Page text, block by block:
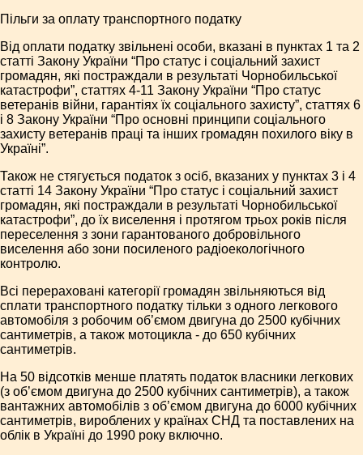
Пільги за оплату транспортного податку
Від оплати податку звільнені особи, вказані в пунктах 1 та 2
статті Закону України “Про статус і соціальний захист
громадян, які постраждали в результаті Чорнобильської
катастрофи”, статтях 4-11 Закону України “Про статус
ветеранів війни, гарантіях їх соціального захисту”, статтях 6
і 8 Закону України “Про основні принципи соціального
захисту ветеранів праці та інших громадян похилого віку в
Україні”.
Також не стягується податок з осіб, вказаних у пунктах 3 і 4
статті 14 Закону України “Про статус і соціальний захист
громадян, які постраждали в результаті Чорнобильської
катастрофи”, до їх виселення і протягом трьох років після
переселення з зони гарантованого добровільного
виселення або зони посиленого радіоекологічного
контролю.
Всі перераховані категорії громадян звільняються від
сплати транспортного податку тільки з одного легкового
автомобіля з робочим об’ємом двигуна до 2500 кубічних
сантиметрів, а також мотоцикла - до 650 кубічних
сантиметрів.
На 50 відсотків менше платять податок власники легкових
(з об’ємом двигуна до 2500 кубічних сантиметрів), а також
вантажних автомобілів з об’ємом двигуна до 6000 кубічних
сантиметрів, вироблених у країнах СНД та поставлених на
облік в Україні до 1990 року включно.